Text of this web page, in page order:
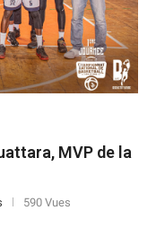
MVP de la
590 Vues